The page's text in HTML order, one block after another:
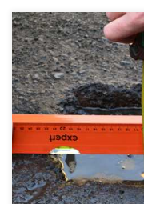
Принаймні про таке
автомобільних доріг у
начальник управління
ОДА Олександр
різних джерел
(мінус 8,7 млн. грн.
виконані 2013-го), з них